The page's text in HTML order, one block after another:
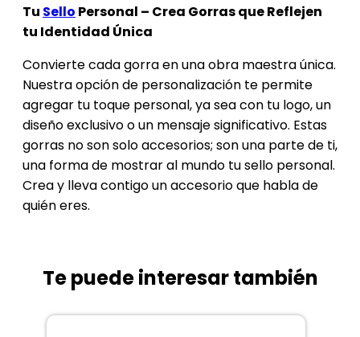
Tu Sello Personal – Crea Gorras que Reflejen
tu Identidad Única
Convierte cada gorra en una obra maestra única.
Nuestra opción de personalización te permite
agregar tu toque personal, ya sea con tu logo, un
diseño exclusivo o un mensaje significativo. Estas
gorras no son solo accesorios; son una parte de ti,
una forma de mostrar al mundo tu sello personal.
Crea y lleva contigo un accesorio que habla de
quién eres.
Te puede interesar también